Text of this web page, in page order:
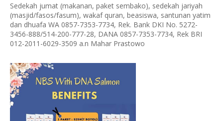
Sedekah jumat (makanan, paket sembako), sedekah jariyah
(masjid/fasos/fasum), wakaf quran, beasiswa, santunan yatim
dan dhuafa WA 0857-7353-7734, Rek. Bank DKI No. 5272-
3456-888/514-200-777-28, DANA 0857-7353-7734, Rek BRI
012-2011-6029-3509 a.n Mahar Prastowo